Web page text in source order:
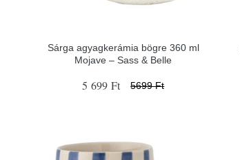
Sárga agyagkerámia bögre 360 ml
Mojave – Sass & Belle
5 699 Ft 5699 Ft